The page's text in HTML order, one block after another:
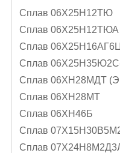
Сплав 06Х25Н12ТЮ
Сплав 06Х25Н12ТЮА
Сплав 06Х25Н16АГ6Ц
Сплав
Сплав 06ХН28МДТ
Сплав 06ХН28МТ
Сплав 06ХН46Б
Сплав
Сплав